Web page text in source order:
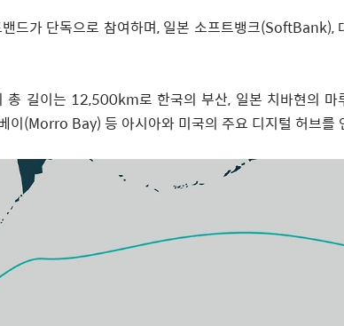
드가 단독으로 참여하며, 일본 소프트뱅크(SoftBank),
총 길이는 12,500km로 한국의 부산, 일본 치바현의 마
이(Morro Bay) 등 아시아와 미국의 주요 디지털 허브를